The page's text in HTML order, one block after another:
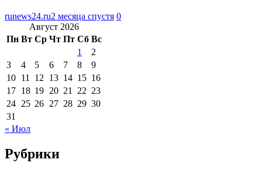
runews24.ru2 месяца спустя 0
Август 2026
Пн Вт Ср Чт Пт Сб Вс
1
2
3
4 5 6 7 8
9
10 11 12 13 14 15 16
17 18 19 20 21 22 23
24 25 26 27 28 29 30
31
« Июл
Рубрики